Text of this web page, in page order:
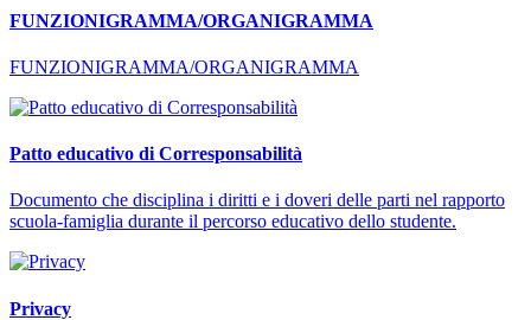
FUNZIONIGRAMMA/ORGANIGRAMMA
FUNZIONIGRAMMA/ORGANIGRAMMA
Patto educativo di Corresponsabilità
Documento che disciplina i diritti e i doveri delle parti nel rapporto
scuola-famiglia durante il percorso educativo dello studente.
Privacy